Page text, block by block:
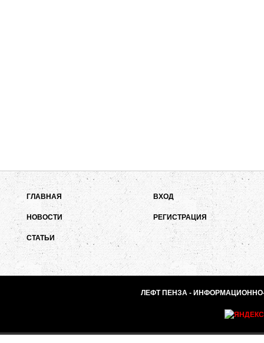
ГЛАВНАЯ
НОВОСТИ
СТАТЬИ
ВХОД
РЕГИСТРАЦИЯ
ЛЕФТ ПЕНЗА - ИНФОРМАЦИОННО-